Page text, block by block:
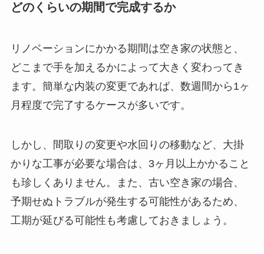
どのくらいの期間で完成するか
リノベーションにかかる期間は空き家の状態と、
どこまで手を加えるかによって大きく変わってき
ます。簡単な内装の変更であれば、数週間から1ヶ
月程度で完了するケースが多いです。
しかし、間取りの変更や水回りの移動など、大掛
かりな工事が必要な場合は、3ヶ月以上かかること
も珍しくありません。また、古い空き家の場合、
予期せぬトラブルが発生する可能性があるため、
工期が延びる可能性も考慮しておきましょう。